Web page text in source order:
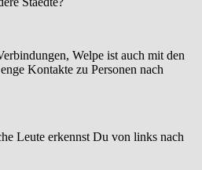
Welpe ist auch mit den
Kontakte zu Personen nach
Leute erkennst Du von links nach